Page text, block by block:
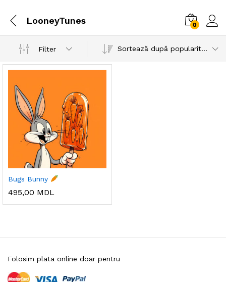
LooneyTunes 0
Filter Sortează după popularitatea vânzărilor
Bugs Bunny
495,00 MDL
Folosim plata online doar pentru